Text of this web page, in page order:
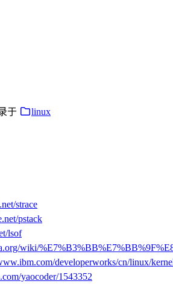
于 linux
strace
pstack
lsof
wiki/
developerworks/cn/linux/
yaocoder/1543352